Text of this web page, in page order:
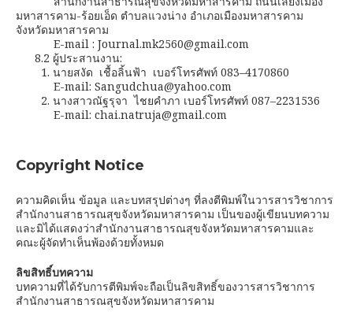
มหาสารคาม-ร้อยเอ็ด ตำบลแวงน่าง อำเภอเมืองมหาสารคาม
จังหวัดมหาสารคาม
E-mail : Journal.mk2560@gmail.com
8.2 ผู้ประสานงาน:
1. นายสงัด เชื้อลิ้นฟ้า เบอร์โทรศัพท์ 083–4170860
E-mail: Sangudchua@yahoo.com
2. นางสาวณัฐรุจา ไชยคำภา เบอร์โทรศัพท์ 087–2231536
E-mail: chai.natruja@gmail.com
Copyright Notice
ความคิดเห็น ข้อมูล และบทสรุปต่างๆ ที่ลงตีพิมพ์ในวารสารวิชาการ
สำนักงานสาธารณสุขจังหวัดมหาสารคาม เป็นของผู้เขียนบทความ
และมิได้แสดงว่าสำนักงานสาธารณสุขจังหวัดมหาสารคามและ
คณะผู้จัดทำเห็นพ้องด้วยทั้งหมด
ลิขสิทธิ์บทความ
บทความที่ได้รับการตีพิมพ์จะถือเป็นลิขสิทธิ์ของวารสารวิชาการ
สำนักงานสาธารณสุขจังหวัดมหาสารคาม